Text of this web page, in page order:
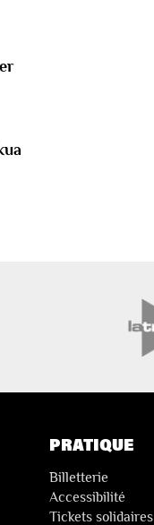
PRATIQUE
Billetterie
Accessibilité
Tickets solidaires